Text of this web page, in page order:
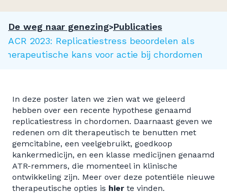
De weg naar genezing Publicaties
AACR 2023: Replicatiestress beoordelen als
therapeutische kans voor actie bij chordomen
In deze poster laten we zien wat we geleerd
hebben over een recente hypothese genaamd
replicatiestress in chordomen. Daarnaast geven we
redenen om dit therapeutisch te benutten met
gemcitabine, een veelgebruikt, goedkoop
kankermedicijn, en een klasse medicijnen genaamd
ATR-remmers, die momenteel in klinische
ontwikkeling zijn. Meer over deze potentiële nieuwe
therapeutische opties is hier te vinden.